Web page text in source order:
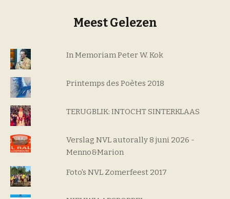
Meest Gelezen
In Memoriam Peter W. Kok
Printemps des Poètes 2018
TERUGBLIK: INTOCHT SINTERKLAAS
Verslag NVL autorally 8 juni 2026 -
Menno&Marion
Foto's NVL Zomerfeest 2017